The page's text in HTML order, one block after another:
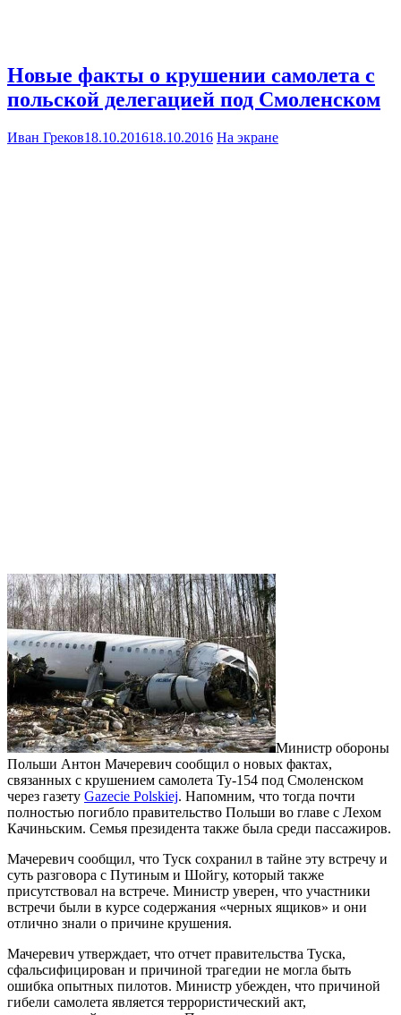
Новые факты о крушении самолета с
польской делегацией под Смоленском
Иван Греков18.10.201618.10.2016 На экране
Министр обороны
Польши Антон Мачеревич сообщил о новых фактах,
связанных с крушением самолета Ту-154 под Смоленском
через газету Gazecie Polskiej. Напомним, что тогда почти
полностью погибло правительство Польши во главе с Лехом
Качиньским. Семья президента также была среди пассажиров.
Мачеревич сообщил, что Туск сохранил в тайне эту встречу и
суть разговора с Путиным и Шойгу, который также
присутствовал на встрече. Министр уверен, что участники
встречи были в курсе содержания «черных ящиков» и они
отлично знали о причине крушения.
Мачеревич утверждает, что отчет правительства Туска,
сфальсифицирован и причиной трагедии не могла быть
ошибка опытных пилотов. Министр убежден, что причиной
гибели самолета является террористический акт,